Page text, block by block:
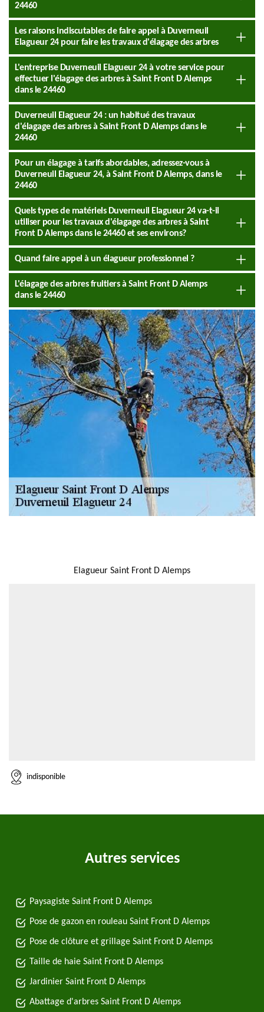
24460
Les raisons indiscutables de faire appel à Duverneuil
Elagueur 24 pour faire les travaux d'élagage des arbres
L'entreprise Duverneuil Elagueur 24 à votre service pour
effectuer l'élagage des arbres à Saint Front D Alemps
dans le 24460
Duverneuil Elagueur 24 : un habitué des travaux
d'élagage des arbres à Saint Front D Alemps dans le
24460
Pour un élagage à tarifs abordables, adressez-vous à
Duverneuil Elagueur 24, à Saint Front D Alemps, dans le
24460
Quels types de matériels Duverneuil Elagueur 24 va-t-il
utiliser pour les travaux d'élagage des arbres à Saint
Front D Alemps dans le 24460 et ses environs?
Quand faire appel à un élagueur professionnel ?
L'élagage des arbres fruitiers à Saint Front D Alemps
dans le 24460
Elagueur Saint Front D Alemps
indisponible
Autres services
Paysagiste Saint Front D Alemps
Pose de gazon en rouleau Saint Front D Alemps
Pose de clôture et grillage Saint Front D Alemps
Taille de haie Saint Front D Alemps
Jardinier Saint Front D Alemps
Abattage d'arbres Saint Front D Alemps